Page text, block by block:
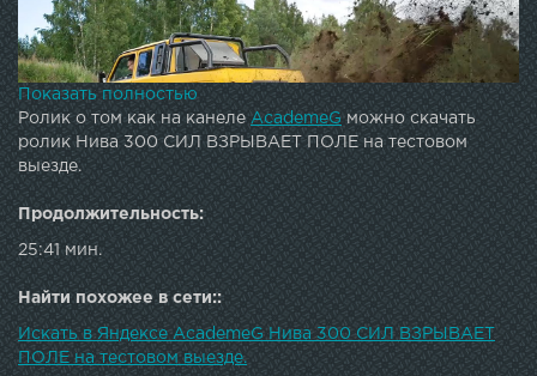
Показать полностью
Ролик о том как на канелеAcademeG можно скачать
ролик Нива 300 СИЛ ВЗРЫВАЕТ ПОЛЕ на тестовом
выезде.
Продолжительность:
25:41 мин.
Найти похожее в сети::
Искать в Яндексе AcademeG Нива 300 СИЛ ВЗРЫВАЕТ
ПОЛЕ на тестовом выезде.